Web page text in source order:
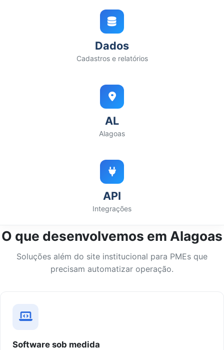
Dados
Cadastros e relatórios
AL
Alagoas
API
Integrações
O que desenvolvemos em Alagoas
Soluções além do site institucional para PMEs que
precisam automatizar operação.
Software sob medida